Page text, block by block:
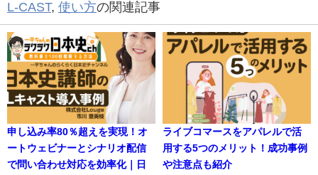
L-CAST, 使い方の関連記事
申し込み率80％超えを実現！オ
ートウェビナーとシナリオ配信
で問い合わせ対応を効率化｜日
ライブコマースをアパレルで活
用する5つのメリット！成功事例
や注意点も紹介